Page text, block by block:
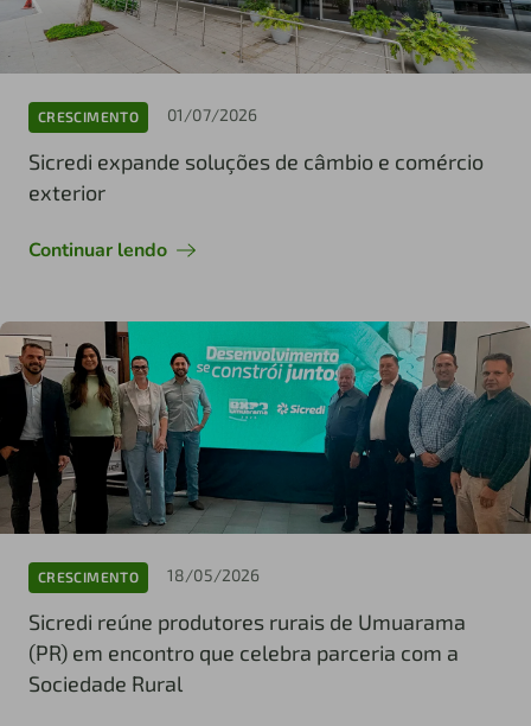
CRESCIMENTO 01/07/2026
Sicredi expande soluções de câmbio e comércio
exterior
Continuar lendo
CRESCIMENTO 18/05/2026
Sicredi reúne produtores rurais de Umuarama
(PR) em encontro que celebra parceria com a
Sociedade Rural